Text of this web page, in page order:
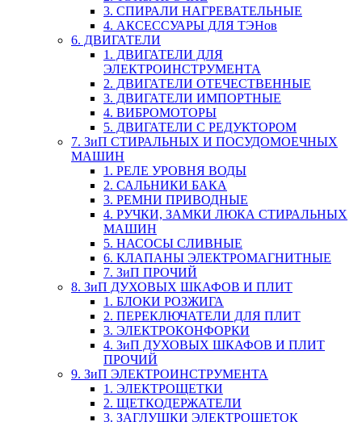
3. СПИРАЛИ НАГРЕВАТЕЛЬНЫЕ
4. АКСЕССУАРЫ ДЛЯ ТЭНов
6. ДВИГАТЕЛИ
1. ДВИГАТЕЛИ ДЛЯ
ЭЛЕКТРОИНСТРУМЕНТА
2. ДВИГАТЕЛИ ОТЕЧЕСТВЕННЫЕ
3. ДВИГАТЕЛИ ИМПОРТНЫЕ
4. ВИБРОМОТОРЫ
5. ДВИГАТЕЛИ С РЕДУКТОРОМ
7. ЗиП СТИРАЛЬНЫХ И ПОСУДОМОЕЧНЫХ
МАШИН
1. РЕЛЕ УРОВНЯ ВОДЫ
2. САЛЬНИКИ БАКА
3. РЕМНИ ПРИВОДНЫЕ
4. РУЧКИ, ЗАМКИ ЛЮКА СТИРАЛЬНЫХ
МАШИН
5. НАСОСЫ СЛИВНЫЕ
6. КЛАПАНЫ ЭЛЕКТРОМАГНИТНЫЕ
7. ЗиП ПРОЧИЙ
8. ЗиП ДУХОВЫХ ШКАФОВ И ПЛИТ
1. БЛОКИ РОЗЖИГА
2. ПЕРЕКЛЮЧАТЕЛИ ДЛЯ ПЛИТ
3. ЭЛЕКТРОКОНФОРКИ
4. ЗиП ДУХОВЫХ ШКАФОВ И ПЛИТ
ПРОЧИЙ
9. ЗиП ЭЛЕКТРОИНСТРУМЕНТА
1. ЭЛЕКТРОЩЕТКИ
2. ЩЕТКОДЕРЖАТЕЛИ
3. ЗАГЛУШКИ ЭЛЕКТРОЩЕТОК